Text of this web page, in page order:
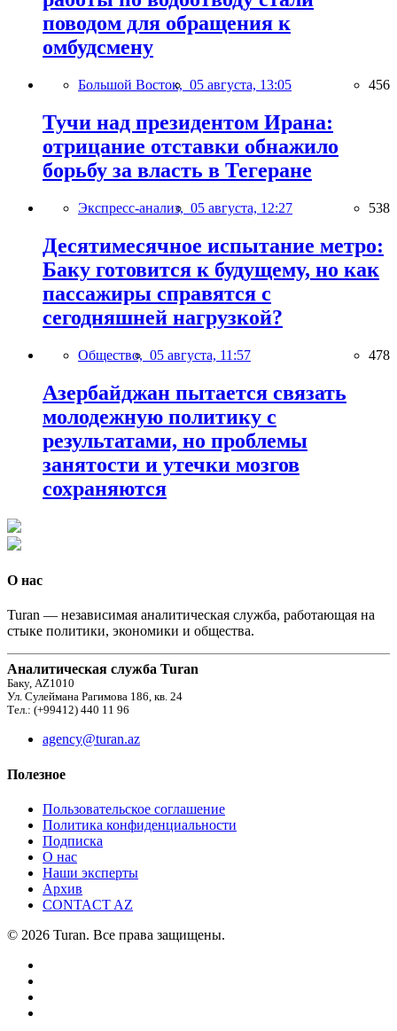
поводом для обращения к
омбудсмену
Большой Восток, 05 августа, 13:05 456
Тучи над президентом Ирана:
отрицание отставки обнажило
борьбу за власть в Тегеране
Экспресс-анализ, 05 августа, 12:27 538
Десятимесячное испытание метро:
Баку готовится к будущему, но как
пассажиры справятся с
сегодняшней нагрузкой?
Общество, 05 августа, 11:57 478
Азербайджан пытается связать
молодежную политику с
результатами, но проблемы
занятости и утечки мозгов
сохраняются
О нас
Turan — независимая аналитическая служба, работающая на
стыке политики, экономики и общества.
Аналитическая служба Turan
Баку, AZ1010
Ул. Сулеймана Рагимова 186, кв. 24
Тел.: (+99412) 440 11 96
agency@turan.az
Полезное
Пользовательское соглашение
Политика конфиденциальности
Подписка
О нас
Наши эксперты
Архив
CONTACT AZ
© 2026 Turan. Все права защищены.